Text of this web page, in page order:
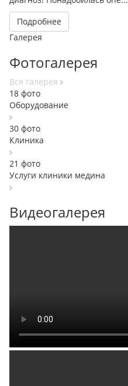
Подробнее
Галерея
Фотогалерея
Вcя галерея
18 фото
Оборудование
30 фото
Клиника
21 фото
Услуги клиники медина
Видеогалерея